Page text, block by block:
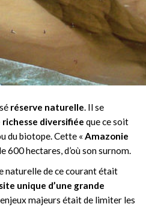
réserve naturelle. Il se
diversifiée que ce soit
du biotope. Cette « Amazonie
600 hectares, d’où son surnom.
naturelle de ce courant était
unique d’une grande
enjeux majeurs était de limiter les